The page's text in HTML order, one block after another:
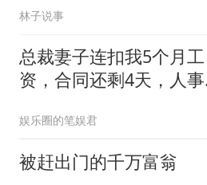
林子说事
总裁妻子连扣我5个月工
资，合同还剩4天，人事
娱乐圈的笔娱君
被赶出门的千万富翁